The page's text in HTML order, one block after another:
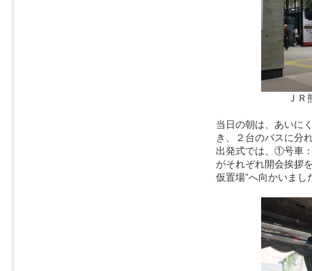
ＪＲ
当日の朝は、あいに
き、２台のバスに分
出発式では、①号車
がそれぞれ開会挨拶
仮置場”へ向かいまし